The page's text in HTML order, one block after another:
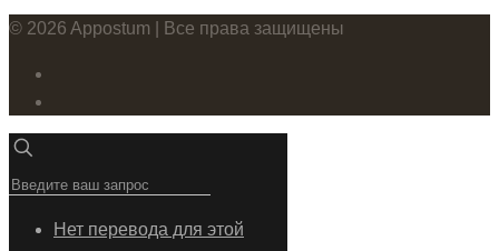
© 2026 Appostum | Все права защищены
Нет перевода для этой